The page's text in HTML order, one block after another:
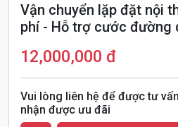
Vận chuyển lặp đặt nội
phí - Hỗ trợ cước đường
12,000,000 đ
Vui lòng liên hệ để được tư
nhận được ưu đãi